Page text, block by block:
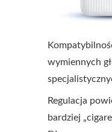
wymiennych
Regulacja
bardziej